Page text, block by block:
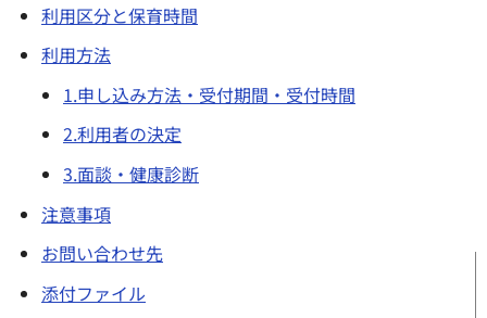
利用区分と保育時間
利用方法
1.申し込み方法・受付期間・受付時間
2.利用者の決定
3.面談・健康診断
注意事項
お問い合わせ先
添付ファイル